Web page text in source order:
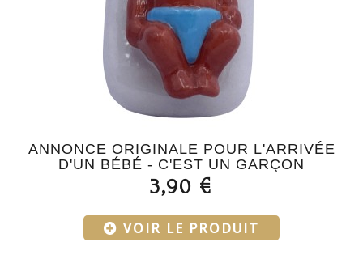
ANNONCE ORIGINALE POUR L'ARRIVÉE
D'UN BÉBÉ - C'EST UN GARÇON
3,90 €
VOIR LE PRODUIT